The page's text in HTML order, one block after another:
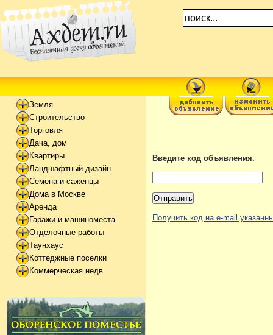
Земля
Строительство
Торговля
Дача, дом
Квартиры
Ландшафтный дизайн
Семена и саженцы
Дома в Москве
Аренда
Гаражи и машиноместа
Отделочные работы
Таунхаус
Коттеджные поселки
Коммерческая недв
Введите код объявления.
Получить код на e-mail